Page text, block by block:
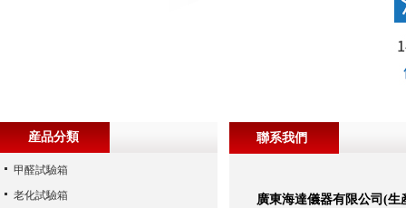
産品分類
甲醛試驗箱
老化試驗箱
聯系我們
廣東海達儀器有限公司(生